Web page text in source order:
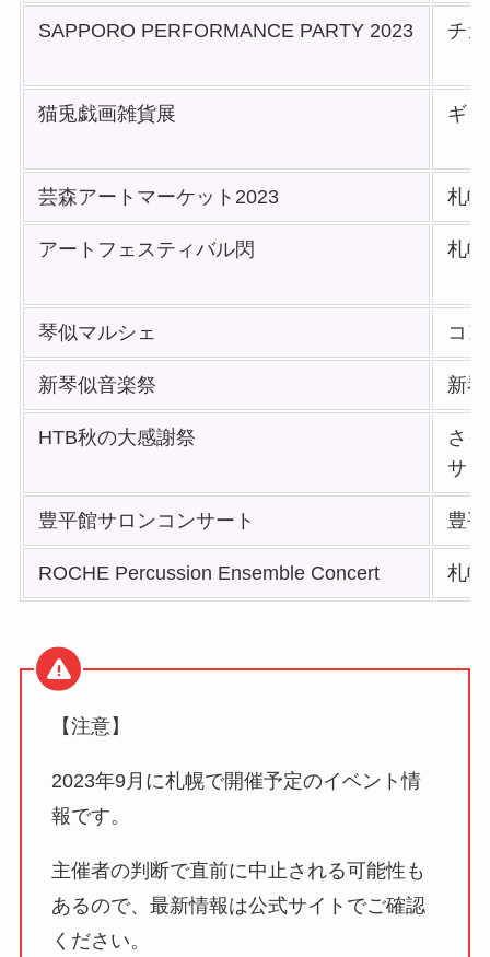
SAPPORO PERFORMANCE PARTY 2023 チ
猫兎戯画雑貨展 ギ
芸森アートマーケット2023 札
アートフェスティバル閃 札
琴似マルシェ コ
新琴似音楽祭 新
HTB秋の大感謝祭
さ
サ
豊平館サロンコンサート 豊
ROCHE Percussion Ensemble Concert 札
【注意】
2023年9月に札幌で開催予定のイベント情
報です。
主催者の判断で直前に中止される可能性も
あるので、最新情報は公式サイトでご確認
ください。